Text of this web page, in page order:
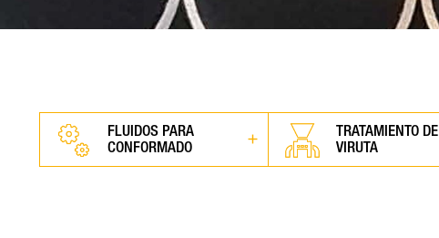
FLUIDOS PARA
CONFORMADO
TRATAMIENTO DE
VIRUTA